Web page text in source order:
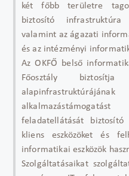
két főbb területre
biztosító
valamint az ágazati
és az intézményi
Az OKFŐ belső
Főosztály
feladatellátását biztosító
kliens eszközöket és
informatikai eszközök
Szolgáltatásaikat